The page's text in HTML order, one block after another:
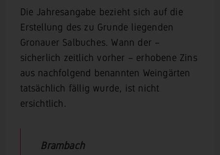
Die Jahresangabe bezieht sich auf die
Erstellung des zu Grunde liegenden
Gronauer Salbuches. Wann der –
sicherlich zeitlich vorher – erhobene Zins
aus nachfolgend benannten Weingärten
tatsächlich fällig wurde, ist nicht
ersichtlich.
Brambach